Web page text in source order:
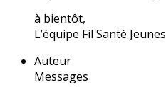
à bientôt,
L’équipe Fil Santé Jeunes
Auteur
Messages